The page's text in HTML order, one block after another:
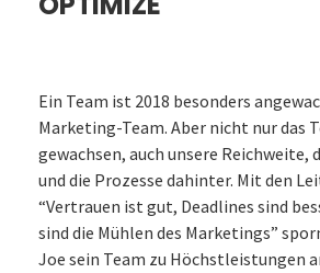
Ein Team ist 2018 besonders
Marketing-Team. Aber nicht nur das
gewachsen, auch unsere
und die Prozesse dahinter. Mit den
“Vertrauen ist gut, Deadlines sind
sind die Mühlen des Marketings”
Joe sein Team zu Höchstleistungen